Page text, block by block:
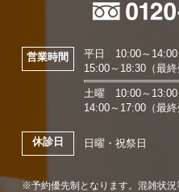
営業時間
平日 10:00～14:00
15:00～18:30（最終
土曜 10:00～13:00
14:00～17:00（最終
休診日 日曜・祝祭日
※予約優先制となります。混雑状